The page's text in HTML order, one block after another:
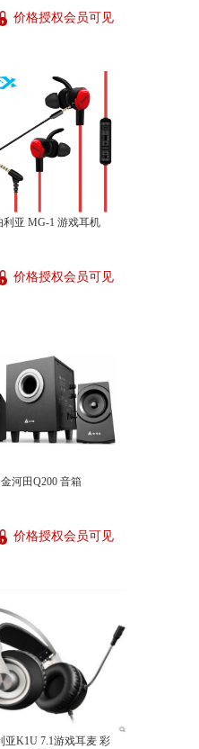
价格授权会员可见
利亚 MG-1 游戏耳机
价格授权会员可见
金河田Q200 音箱
价格授权会员可见
亚K1U 7.1游戏耳麦 彩